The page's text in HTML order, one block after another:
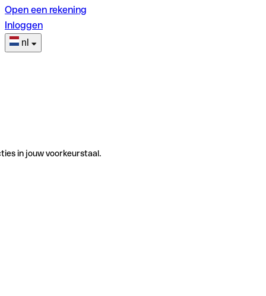
Open een rekening
Inloggen
nl
in jouw voorkeurstaal.